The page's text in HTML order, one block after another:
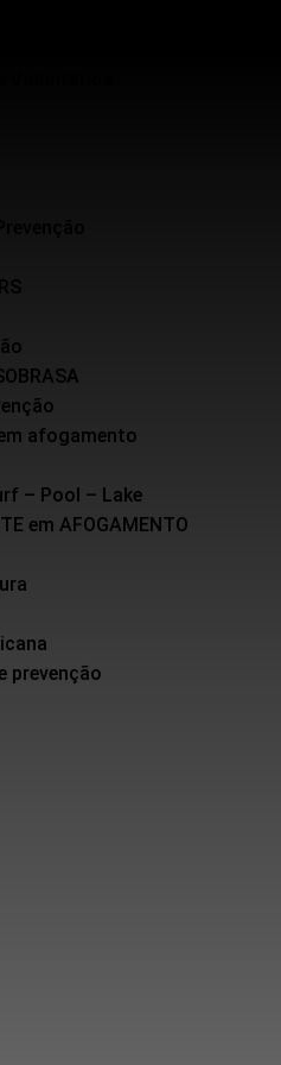
afogamento
– Pool – Lake
em AFOGAMENTO
prevenção